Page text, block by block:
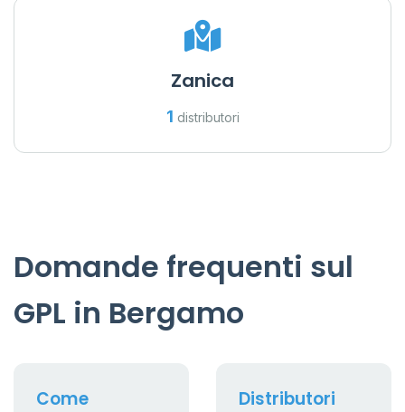
Zanica
1 distributori
Domande frequenti sul
GPL in Bergamo
Come
Distributori